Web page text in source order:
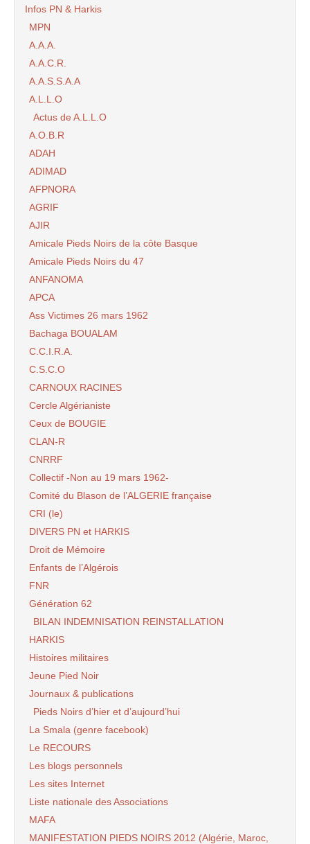
Infos PN & Harkis
MPN
A.A.A.
A.A.C.R.
A.A.S.S.A.A
A.L.L.O
Actus de A.L.L.O
A.O.B.R
ADAH
ADIMAD
AFPNORA
AGRIF
AJIR
Amicale Pieds Noirs de la côte Basque
Amicale Pieds Noirs du 47
ANFANOMA
APCA
Ass Victimes 26 mars 1962
Bachaga BOUALAM
C.C.I.R.A.
C.S.C.O
CARNOUX RACINES
Cercle Algérianiste
Ceux de BOUGIE
CLAN-R
CNRRF
Collectif -Non au 19 mars 1962-
Comité du Blason de l’ALGERIE française
CRI (le)
DIVERS PN et HARKIS
Droit de Mémoire
Enfants de l’Algérois
FNR
Génération 62
BILAN INDEMNISATION REINSTALLATION
HARKIS
Histoires militaires
Jeune Pied Noir
Journaux & publications
Pieds Noirs d’hier et d’aujourd’hui
La Smala (genre facebook)
Le RECOURS
Les blogs personnels
Les sites Internet
Liste nationale des Associations
MAFA
MANIFESTATION PIEDS NOIRS 2012 (Algérie, Maroc,